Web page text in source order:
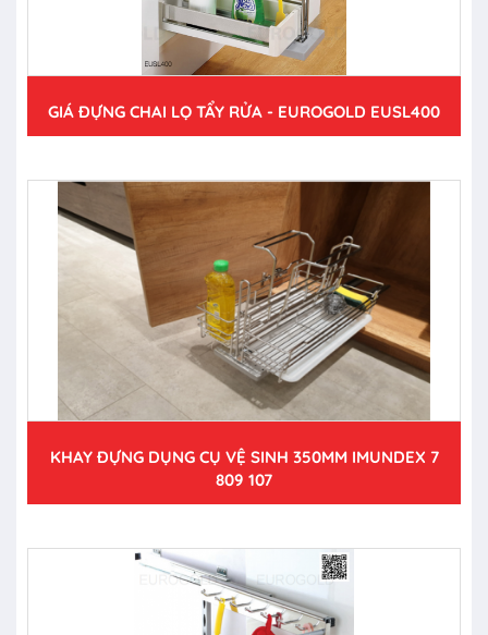
GIÁ ĐỰNG CHAI LỌ TẨY RỬA - EUROGOLD EUSL400
KHAY ĐỰNG DỤNG CỤ VỆ SINH 350MM IMUNDEX 7
809 107